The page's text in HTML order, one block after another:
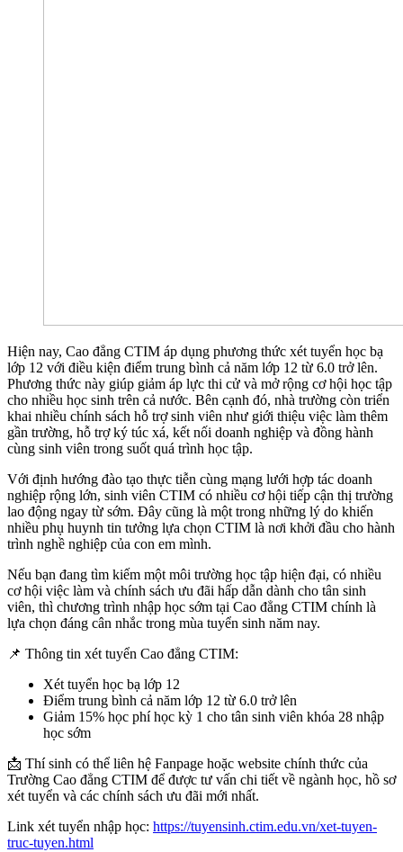
Hiện nay, Cao đẳng CTIM áp dụng phương thức xét tuyển học bạ
lớp 12 với điều kiện điểm trung bình cả năm lớp 12 từ 6.0 trở lên.
Phương thức này giúp giảm áp lực thi cử và mở rộng cơ hội học tập
cho nhiều học sinh trên cả nước. Bên cạnh đó, nhà trường còn triển
khai nhiều chính sách hỗ trợ sinh viên như giới thiệu việc làm thêm
gần trường, hỗ trợ ký túc xá, kết nối doanh nghiệp và đồng hành
cùng sinh viên trong suốt quá trình học tập.
Với định hướng đào tạo thực tiễn cùng mạng lưới hợp tác doanh
nghiệp rộng lớn, sinh viên CTIM có nhiều cơ hội tiếp cận thị trường
lao động ngay từ sớm. Đây cũng là một trong những lý do khiến
nhiều phụ huynh tin tưởng lựa chọn CTIM là nơi khởi đầu cho hành
trình nghề nghiệp của con em mình.
Nếu bạn đang tìm kiếm một môi trường học tập hiện đại, có nhiều
cơ hội việc làm và chính sách ưu đãi hấp dẫn dành cho tân sinh
viên, thì chương trình nhập học sớm tại Cao đẳng CTIM chính là
lựa chọn đáng cân nhắc trong mùa tuyển sinh năm nay.
📌 Thông tin xét tuyển Cao đẳng CTIM:
Xét tuyển học bạ lớp 12
Điểm trung bình cả năm lớp 12 từ 6.0 trở lên
Giảm 15% học phí học kỳ 1 cho tân sinh viên khóa 28 nhập
học sớm
📩 Thí sinh có thể liên hệ Fanpage hoặc website chính thức của
Trường Cao đẳng CTIM để được tư vấn chi tiết về ngành học, hồ sơ
xét tuyển và các chính sách ưu đãi mới nhất.
Link xét tuyển nhập học: https://tuyensinh.ctim.edu.vn/xet-tuyen-
truc-tuyen.html